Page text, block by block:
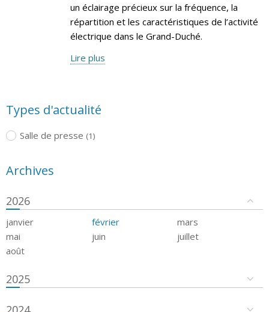
un éclairage précieux sur la fréquence, la
répartition et les caractéristiques de l’activité
électrique dans le Grand-Duché.
Lire plus
Types d'actualité
Salle de presse (1)
Archives
2026
janvier février
mars
mai
juin
juillet
août
2025